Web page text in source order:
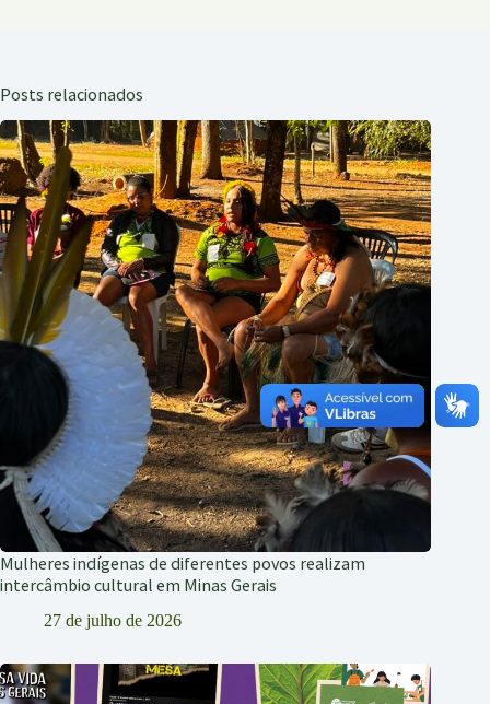
Posts relacionados
Mulheres indígenas de diferentes povos realizam
intercâmbio cultural em Minas Gerais
27 de julho de 2026